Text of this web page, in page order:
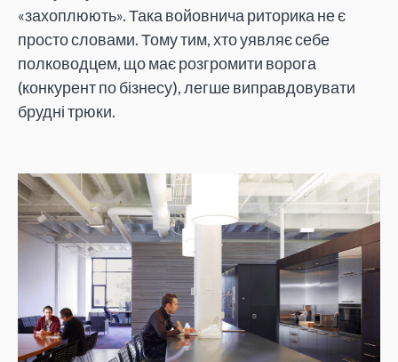
«захоплюють». Така войовнича риторика не є
просто словами. Тому тим, хто уявляє себе
полководцем, що має розгромити ворога
(конкурент по бізнесу), легше виправдовувати
брудні трюки.